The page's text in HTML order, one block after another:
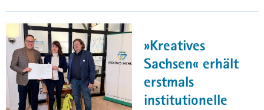
unterstützt
Unternehmen
seit
2023
mit
rund
»Kreatives
Sachsen« erhält
erstmals
institutionelle